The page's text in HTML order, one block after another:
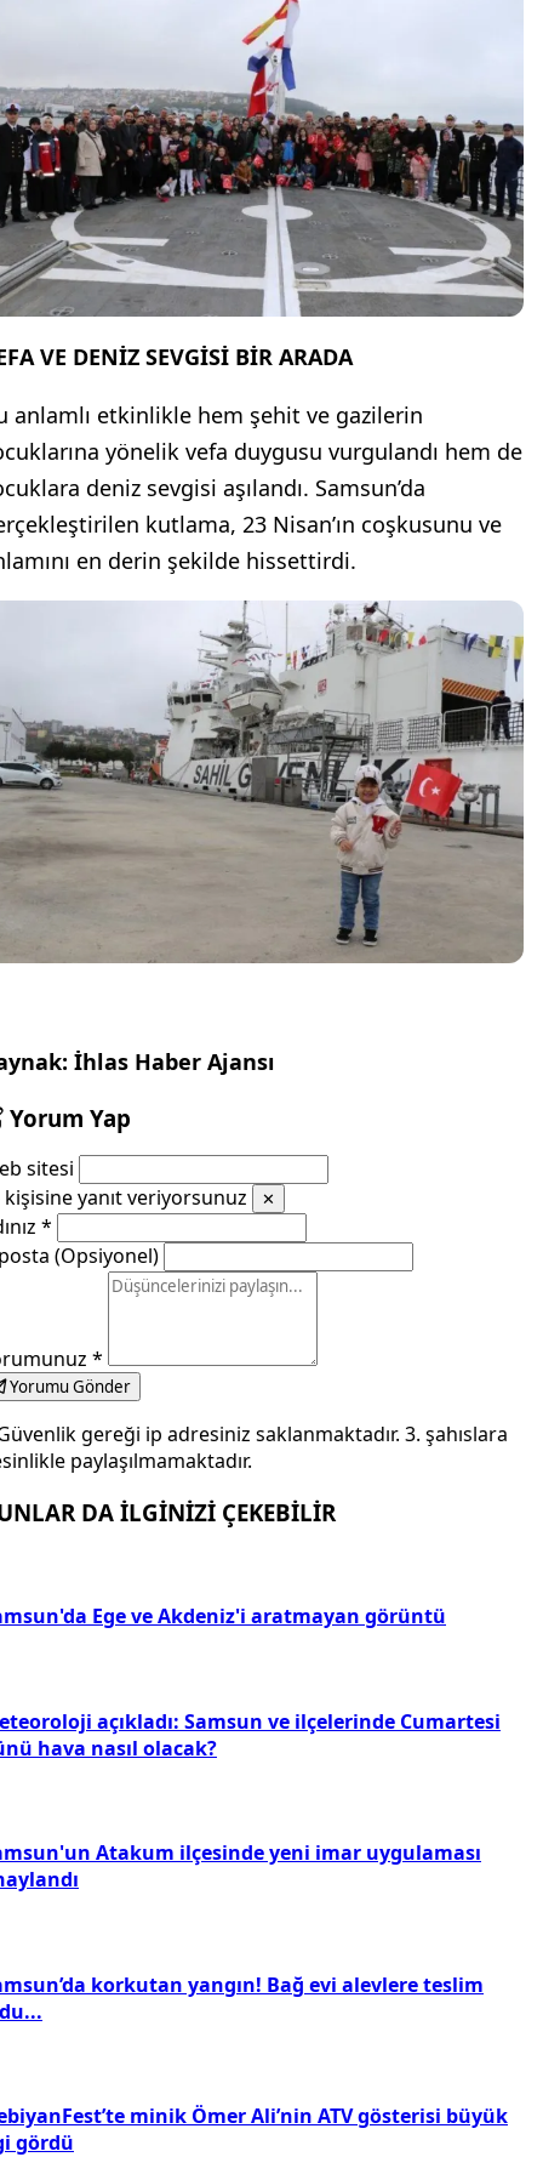
VE DENİZ SEVGİSİ BİR ARADA
anlamlı etkinlikle hem şehit ve gazilerin
yönelik vefa duygusu vurgulandı hem de
deniz sevgisi aşılandı. Samsun’da
kutlama, 23 Nisan’ın coşkusunu ve
en derin şekilde hissettirdi.
İhlas Haber Ajansı
Yorum Yap
sitesi
kişisine yanıt veriyorsunuz
✕
*
(Opsiyonel)
*
Yorumu Gönder
gereği ip adresiniz saklanmaktadır. 3. şahıslara
paylaşılmamaktadır.
DA İLGİNİZİ ÇEKEBİLİR
Ege ve Akdeniz'i aratmayan görüntü
açıkladı: Samsun ve ilçelerinde Cumartesi
hava nasıl olacak?
Atakum ilçesinde yeni imar uygulaması
korkutan yangın! Bağ evi alevlere teslim
minik Ömer Ali’nin ATV gösterisi büyük
gördü